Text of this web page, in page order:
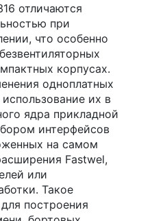
отличаются
при
что особенно
корпусах.
одноплатных
их в
ядра прикладной
интерфейсов
на самом
Fastwel,
или
Такое
построения